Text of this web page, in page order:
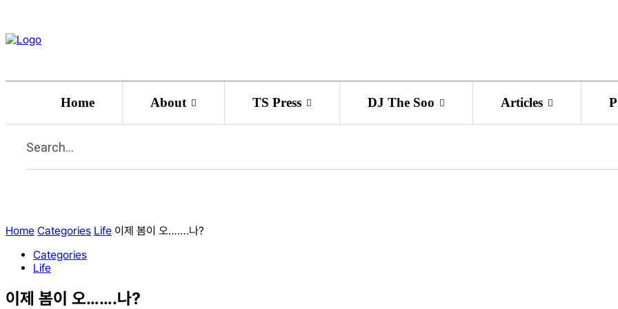
Home About TS Press DJ The Soo Articles
Search...
Home Categories Life 이제 봄이 오…….나?
Categories
Life
이제 봄이 오…….나?